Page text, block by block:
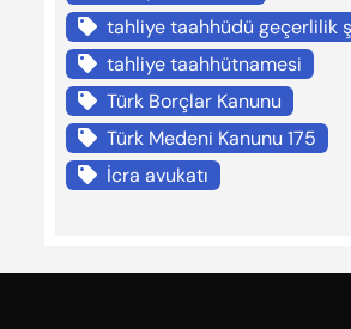
tahliye taahhüdü geçerlilik
tahliye taahhütnamesi
Türk Borçlar Kanunu
Türk Medeni Kanunu 175
İcra avukatı